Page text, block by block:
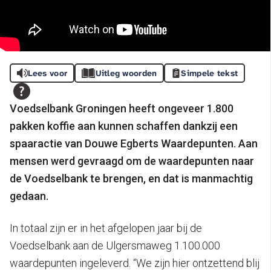
Lees voor Uitleg woorden Simpele tekst
Voedselbank Groningen heeft ongeveer 1.800
pakken koffie aan kunnen schaffen dankzij een
spaaractie van Douwe Egberts Waardepunten. Aan
mensen werd gevraagd om de waardepunten naar
de Voedselbank te brengen, en dat is manmachtig
gedaan.
In totaal zijn er in het afgelopen jaar bij de
Voedselbank aan de Ulgersmaweg 1.100.000
waardepunten ingeleverd. “We zijn hier ontzettend blij